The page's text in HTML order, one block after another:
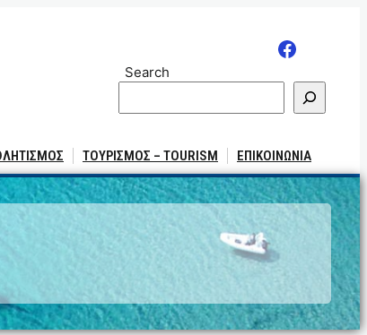
Search
ΤΟΥΡΙΣΜΟΣ – TOURISM ΕΠΙΚΟΙΝΩΝΙΑ